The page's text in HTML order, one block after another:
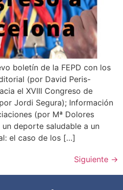
boletín de la FEPD con los
(por David Peris-
el XVIII Congreso de
Jordi Segura); Información
(por Mª Dolores
deporte saludable a un
el caso de los […]
Siguiente →